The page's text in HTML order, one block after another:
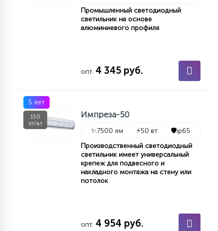
Промышленный светодиодный
светильник на основе
алюминиевого профиля
опт. 4 345 руб.
5 лет
150
лт/вт
Импреза-50
✨7500 лм ⚡50 вт 🛡️ip65
Производственный светодиодный
светильник имеет универсальный
крепеж для подвесного и
накладного монтажа на стену или
потолок
опт. 4 954 руб.